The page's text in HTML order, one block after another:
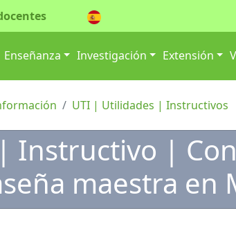
principal
Enseñanza Investigación Extensión
UTI | Utilidades | Instructivos
Instructivo |
maestra en